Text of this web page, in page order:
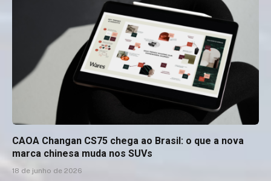
CAOA Changan CS75 chega ao Brasil: o que a nova
marca chinesa muda nos SUVs
18 de junho de 2026